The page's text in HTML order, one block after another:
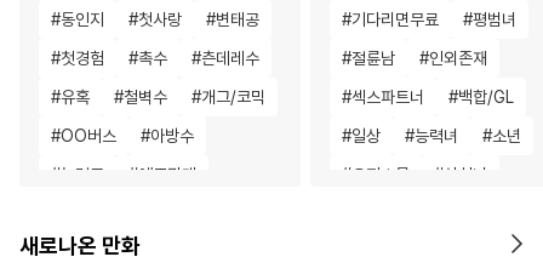
#동인지 #첫사랑 #변태공
#첫경험 #촉수 #츤데레수
#유혹 #철벽수 #개그/코믹
#OO버스 #아방수
#능력공 #애증관계
#절륜공 #삼각관계
#기다리면무료 #평범녀
#절륜남 #인외존재
#섹스파트너 #백합/GL
#일상 #능력녀 #소년
#오피스물 #상처녀
새로나온 만화